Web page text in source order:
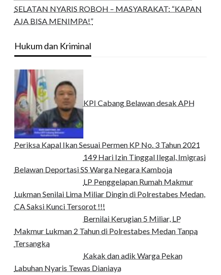
SELATAN NYARIS ROBOH – MASYARAKAT: “KAPAN
AJA BISA MENIMPA!”
Hukum dan Kriminal
KPI Cabang Belawan desak APH
Periksa Kapal Ikan Sesuai Permen KP No. 3 Tahun 2021
149 Hari Izin Tinggal Ilegal, Imigrasi
Belawan Deportasi SS Warga Negara Kamboja
LP Penggelapan Rumah Makmur
Lukman Senilai Lima Miliar Dingin di Polrestabes Medan,
CA Saksi Kunci Tersorot !!!
Bernilai Kerugian 5 Miliar, LP
Makmur Lukman 2 Tahun di Polrestabes Medan Tanpa
Tersangka
Kakak dan adik Warga Pekan
Labuhan Nyaris Tewas Dianiaya